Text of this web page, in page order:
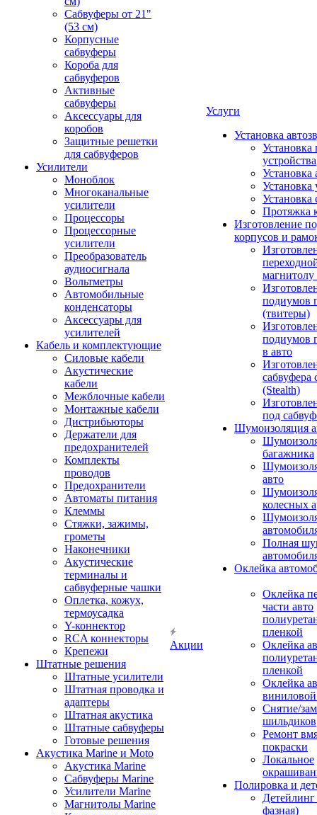
Сабвуферы от 21"
(53 см)
Корпусные
сабвуферы
Короба для
сабвуферов
Активные
сабвуферы
Аксессуары для
коробов
Защитные решетки
для сабвуферов
Усилители
Моноблок
Многоканальные
усилители
Процессоры
Процессорные
усилители
Преобразователь
аудиосигнала
Вольтметры
Автомобильные
конденсаторы
Аксессуары для
усилителей
Кабель и комплектующие
Силовые кабели
Акустические
кабели
Межблочные кабели
Монтажные кабели
Дистрибьюторы
Держатели для
предохранителей
Комплекты
проводов
Предохранители
Автоматы питания
Клеммы
Стяжки, зажимы,
грометы
Наконечники
Акустические
терминалы и
сабвуферные чашки
Оплетка, кожух,
термоусадка
Y-коннектор
RCA коннекторы
Крепежи
Штатные решения
Штатные усилители
Штатная проводка и
адаптеры
Штатная акустика
Штатные сабвуферы
Готовые решения
Акустика Marine и Moto
Акустика Marine
Сабвуферы Marine
Усилители Marine
Магнитолы Marine
Акции
Услуги
Установка
Установка
устройства
Установка
Установка
Установка
Протяжка
Изготовление
корпусов и
подиумов
(твитеры)
подиумов
в авто
сабвуфера
(Stealth)
под
Шумоизоляция
багажника
авто
колесных
Полная
Оклейка
Оклейка
части авто
пленкой
Оклейка
пленкой
Оклейка
Снятие/
шильдиков
Ремонт
покраски
Локальное
Полировка и
фазная)